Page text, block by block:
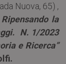
Nuova, 65) ,
Ripensando la
N. 1/2023
e Ricerca”